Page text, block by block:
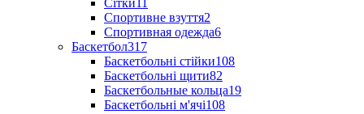
Сітки11
Спортивне взуття2
Спортивная одежда6
Баскетбол317
Баскетбольні стійки108
Баскетбольні щити82
Баскетбольные кольца19
Баскетбольні м'ячі108